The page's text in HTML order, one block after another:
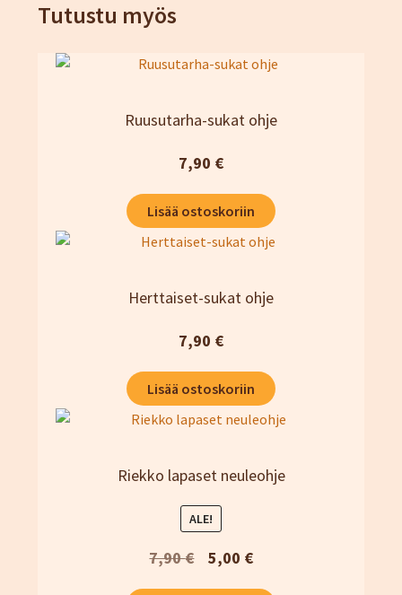
Tutustu myös
Ruusutarha-sukat ohje
7,90 €
Lisää ostoskoriin
Herttaiset-sukat ohje
7,90 €
Lisää ostoskoriin
Riekko lapaset neuleohje
ALE!
7,90€
Alkuperäinen
5,00 €Nykyinen